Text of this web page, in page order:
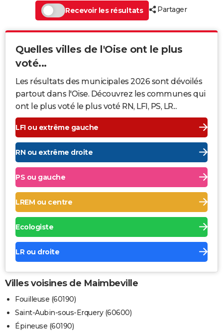
Recevoir les résultats
Partager
Quelles villes de l'Oise ont le plus
voté...
Les résultats des municipales 2026 sont dévoilés
partout dans l'Oise. Découvrez les communes qui
ont le plus voté le plus voté RN, LFI, PS, LR...
LFI ou extrême gauche
RN ou extrême droite
PS ou gauche
LREM ou centre
Ecologiste
LR ou droite
Villes voisines de Maimbeville
Fouilleuse (60190)
Saint-Aubin-sous-Erquery (60600)
Épineuse (60190)